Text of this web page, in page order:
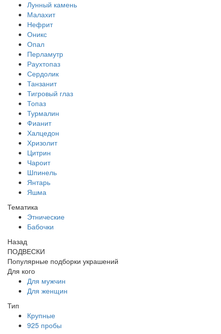
Лунный камень
Малахит
Нефрит
Оникс
Опал
Перламутр
Раухтопаз
Сердолик
Танзанит
Тигровый глаз
Топаз
Турмалин
Фианит
Халцедон
Хризолит
Цитрин
Чароит
Шпинель
Янтарь
Яшма
Тематика
Этнические
Бабочки
Назад
ПОДВЕСКИ
Популярные подборки украшений
Для кого
Для мужчин
Для женщин
Тип
Крупные
925 пробы